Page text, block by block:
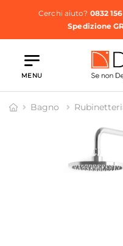
Cerchi aiuto? 0832
Spedizione
MENU
Bagno